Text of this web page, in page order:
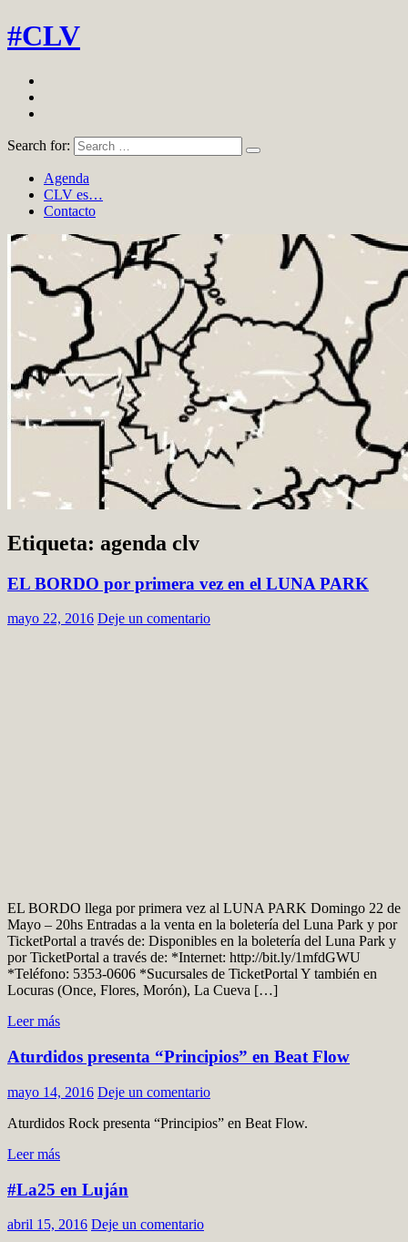
#CLV
Search for:
Agenda
CLV es…
Contacto
Etiqueta: agenda clv
EL BORDO por primera vez en el LUNA PARK
mayo 22, 2016 Deje un comentario
EL BORDO llega por primera vez al LUNA PARK Domingo 22 de
Mayo – 20hs Entradas a la venta en la boletería del Luna Park y por
TicketPortal a través de: Disponibles en la boletería del Luna Park y
por TicketPortal a través de: *Internet: http://bit.ly/1mfdGWU
*Teléfono: 5353-0606 *Sucursales de TicketPortal Y también en
Locuras (Once, Flores, Morón), La Cueva […]
Leer más
Aturdidos presenta “Principios” en Beat Flow
mayo 14, 2016 Deje un comentario
Aturdidos Rock presenta “Principios” en Beat Flow.
Leer más
#La25 en Luján
abril 15, 2016 Deje un comentario